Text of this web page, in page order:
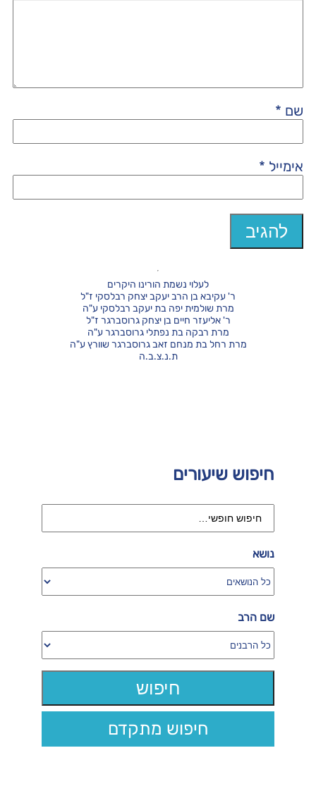
שם *
אימייל *
חיפוש שיעורים
נושא
שם הרב
חיפוש מתקדם
לעלוי נשמת הורינו היקרים
ר' עקיבא בן הרב יעקב יצחק רבלסקי ז"ל
מרת שולמית יפה בת יעקב רבלסקי ע"ה
ר' אליעזר חיים בן יצחק גרוסברגר ז"ל
מרת רבקה בת נפתלי גרוסברגר ע"ה
מרת רחל בת מנחם זאב גרוסברגר שוורץ ע"ה
ת.נ.צ.ב.ה